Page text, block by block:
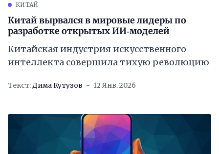
КИТАЙ
Китай вырвался в мировые лидеры по
разработке открытых ИИ‑моделей
Китайская индустрия искусственного
интеллекта совершила тихую революцию
Текст:Дима Кутузов 12 Янв. 2026